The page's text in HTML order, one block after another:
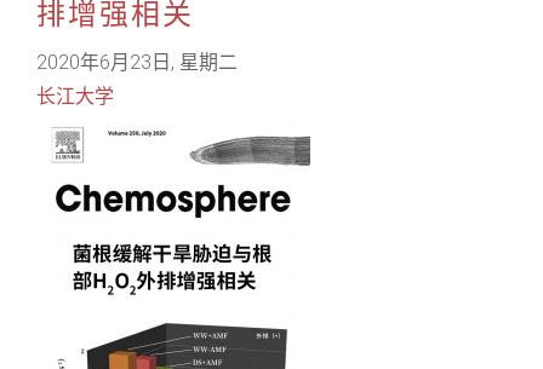
排增强相关
2020年6月23日, 星期二
长江大学